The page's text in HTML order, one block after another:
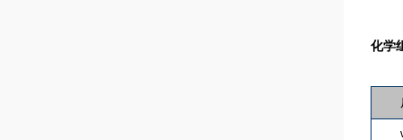
化学